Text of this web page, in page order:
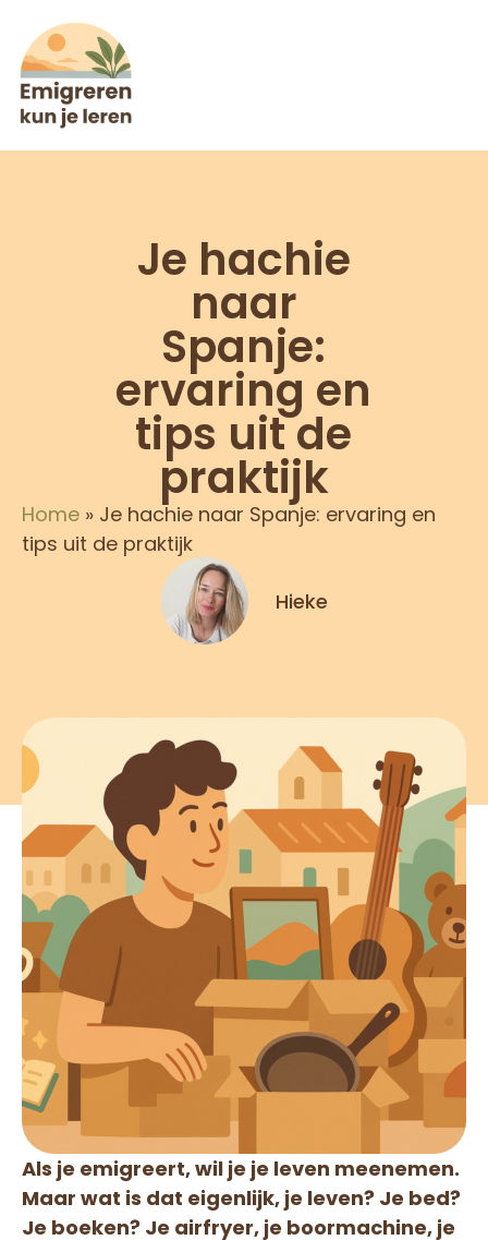
Je hachie
naar
Spanje:
ervaring en
tips uit de
praktijk
Home » Je hachie naar Spanje: ervaring en
tips uit de praktijk
Hieke
Als je emigreert, wil je je leven meenemen.
Maar wat is dat eigenlijk, je leven? Je bed?
Je boeken? Je airfryer, je boormachine, je